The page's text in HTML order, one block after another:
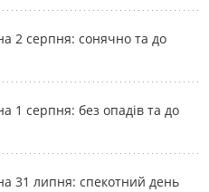
2 серпня: сонячно та до
1 серпня: без опадів та до
31 липня: спекотний день